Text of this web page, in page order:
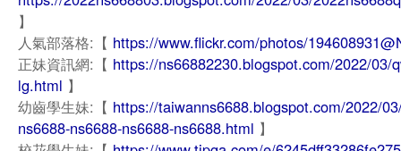
】
人氣部落格:【 https://www.flickr.com/photos/
正妹資訊網:【 https://ns66882230.blogspot.com/2022/03/
lg.html 】
幼齒學生妹:【 https://taiwanns6688.blogspot.com/2022/
ns6688-ns6688-ns6688-ns6688.html 】